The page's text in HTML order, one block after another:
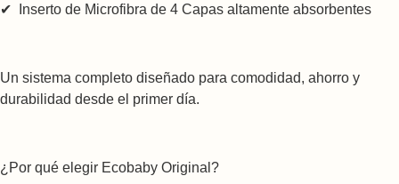
✔ Inserto de Microfibra de 4 Capas altamente absorbentes
Un sistema completo diseñado para comodidad, ahorro y
durabilidad desde el primer día.
¿Por qué elegir Ecobaby Original?